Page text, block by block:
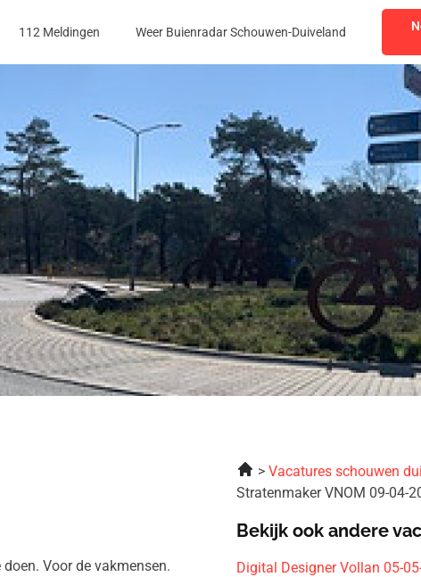
112 Meldingen Weer Buienradar Schouwen-Duiveland
Voor de vakmensen.
Vacatures schouwen
Stratenmaker VNOM 09-04-
Bekijk ook andere
Digital Designer Vollan 05-